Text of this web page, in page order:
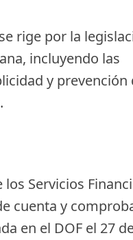
rige por la
incluyendo las
y prevención
Servicios
cuenta y
en el DOF el 27